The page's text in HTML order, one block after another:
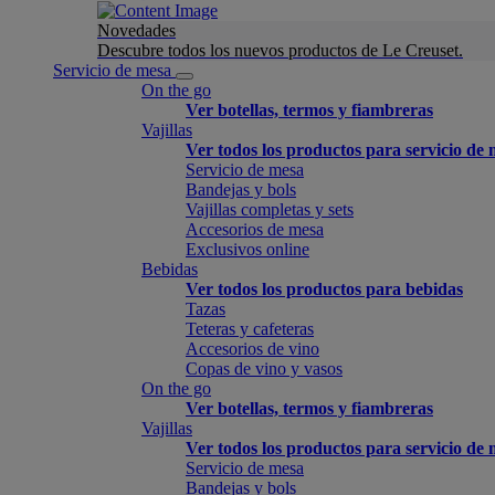
Novedades
Descubre todos los nuevos productos de Le Creuset.
Servicio de mesa
On the go
Ver botellas, termos y fiambreras
Vajillas
Ver todos los productos para servicio de
Servicio de mesa
Bandejas y bols
Vajillas completas y sets
Accesorios de mesa
Exclusivos online
Bebidas
Ver todos los productos para bebidas
Tazas
Teteras y cafeteras
Accesorios de vino
Copas de vino y vasos
On the go
Ver botellas, termos y fiambreras
Vajillas
Ver todos los productos para servicio de
Servicio de mesa
Bandejas y bols